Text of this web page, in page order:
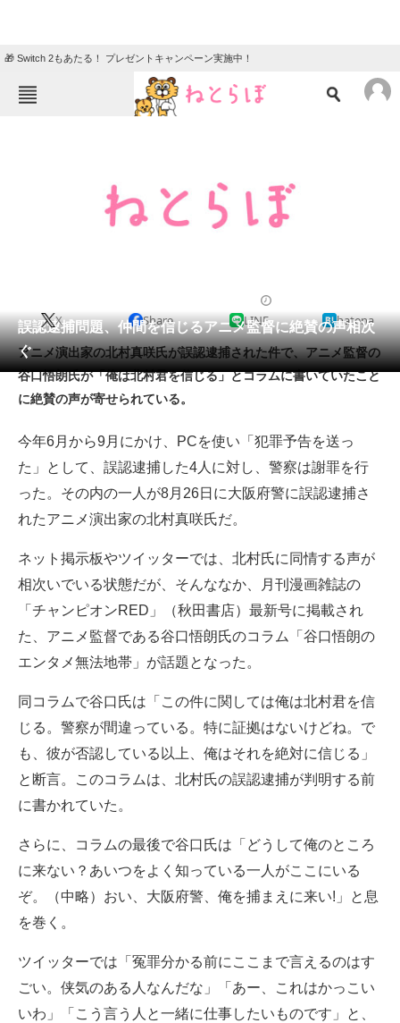
🎁 Switch 2もあたる！ プレゼントキャンペーン実施中！
クイズ
地域
会員記事
メディア
注目記事を集めた総合ページ
ITの今と未来を見通す
スマホと通信の最新トレンド
進化するPCとデバイスの未来
好きが集まる 比べて選べる
ビジネスと働き方のヒント
AI活用のいまが分かる
企業ITのトレンドを詳説
経営リーダーのコミュニティ
マーケ×ITの今がよく分かる
ITエンジニア向け専門サイト
製造業のIT導入・活用を支援
電子設計の基本と応用
誤認逮捕問題、仲間を信じるアニメ監督に絶賛の声相次
ぐ
X Share LINE hatena
アニメ演出家の北村真咲氏が誤認逮捕された件で、アニメ監督の
谷口悟朗氏が「俺は北村君を信じる」とコラムに書いていたこと
に絶賛の声が寄せられている。
今年6月から9月にかけ、PCを使い「犯罪予告を送っ
た」として、誤認逮捕した4人に対し、警察は謝罪を行
った。その内の一人が8月26日に大阪府警に誤認逮捕さ
れたアニメ演出家の北村真咲氏だ。
ネット掲示板やツイッターでは、北村氏に同情する声が
相次いでいる状態だが、そんななか、月刊漫画雑誌の
「チャンピオンRED」（秋田書店）最新号に掲載され
た、アニメ監督である谷口悟朗氏のコラム「谷口悟朗の
エンタメ無法地帯」が話題となった。
同コラムで谷口氏は「この件に関しては俺は北村君を信
じる。警察が間違っている。特に証拠はないけどね。で
も、彼が否認している以上、俺はそれを絶対に信じる」
と断言。このコラムは、北村氏の誤認逮捕が判明する前
に書かれていた。
さらに、コラムの最後で谷口氏は「どうして俺のところ
に来ない？あいつをよく知っている一人がここにいる
ぞ。（中略）おい、大阪府警、俺を捕まえに来い!」と息
を巻く。
ツイッターでは「冤罪分かる前にここまで言えるのはす
ごい。侠気のある人なんだな」「あー、これはかっこい
いわ」「こう言う人と一緒に仕事したいものです」と、